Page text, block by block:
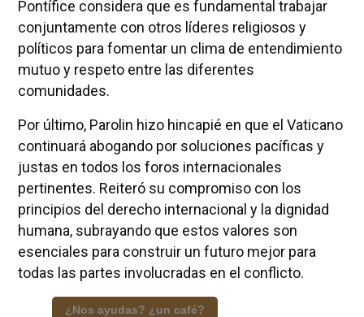
Pontífice considera que es fundamental trabajar
conjuntamente con otros líderes religiosos y
políticos para fomentar un clima de entendimiento
mutuo y respeto entre las diferentes
comunidades.
Por último, Parolin hizo hincapié en que el Vaticano
continuará abogando por soluciones pacíficas y
justas en todos los foros internacionales
pertinentes. Reiteró su compromiso con los
principios del derecho internacional y la dignidad
humana, subrayando que estos valores son
esenciales para construir un futuro mejor para
todas las partes involucradas en el conflicto.
¿Nos ayudas? ¿un café?